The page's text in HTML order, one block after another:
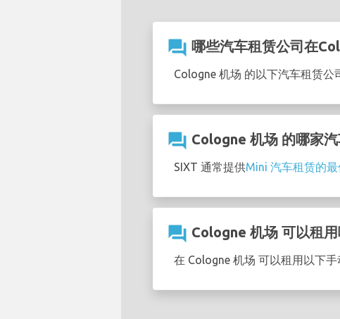
question_answer 哪些汽车租赁公司在
Cologne 机场 的以下汽车租赁公
question_answer Cologne 机场 的哪家
SIXT 通常提供Mini 汽车租赁的
question_answer Cologne 机场 可以租
在 Cologne 机场 可以租用以下